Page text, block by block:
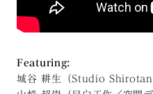
Featuring:
城谷 耕生（Studio Shirotani